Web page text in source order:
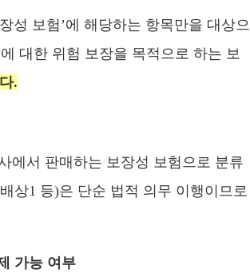
성 보험’에 해당하는 항목만을 대상으
대한 위험 보장을 목적으로 하는 보
.
에서 판매하는 보장성 보험으로 분류
상1 등)은 단순 법적 의무 이행이므로
가능 여부